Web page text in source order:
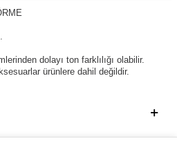
dolayı ton farklılığı olabilir.
ürünlere dahil değildir.